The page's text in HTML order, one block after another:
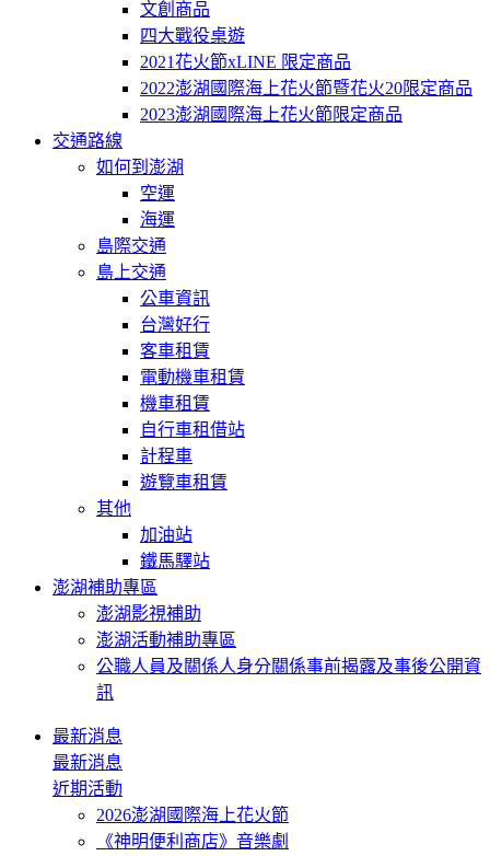
文創商品
四大戰役桌遊
2021花火節xLINE 限定商品
2022澎湖國際海上花火節暨花火20限定商品
2023澎湖國際海上花火節限定商品
交通路線
如何到澎湖
空運
海運
島際交通
島上交通
公車資訊
台灣好行
客車租賃
電動機車租賃
機車租賃
自行車租借站
計程車
遊覽車租賃
其他
加油站
鐵馬驛站
澎湖補助專區
澎湖影視補助
澎湖活動補助專區
公職人員及關係人身分關係事前揭露及事後公開資
訊
最新消息
最新消息
近期活動
2026澎湖國際海上花火節
《神明便利商店》音樂劇